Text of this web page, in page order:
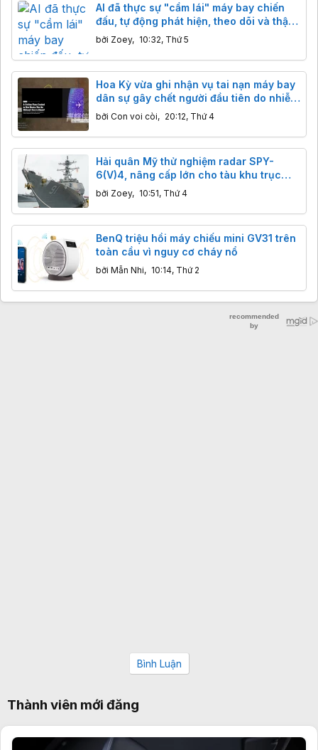
AI đã thực sự "cầm lái" máy bay chiến
đấu, tự động phát hiện, theo dõi và thậm
chí đánh chặn mục tiêu
bởi Zoey, 10:32, Thứ 5
Hoa Kỳ vừa ghi nhận vụ tai nạn máy bay
dân sự gây chết người đầu tiên do nhiễu
sóng GPS quân sự
bởi Con voi còi, 20:12, Thứ 4
Hải quân Mỹ thử nghiệm radar SPY-
6(V)4, nâng cấp lớn cho tàu khu trục
Arleigh Burke
bởi Zoey, 10:51, Thứ 4
BenQ triệu hồi máy chiếu mini GV31 trên
toàn cầu vì nguy cơ cháy nổ
bởi Mẫn Nhi, 10:14, Thứ 2
Bình Luận
Thành viên mới đăng